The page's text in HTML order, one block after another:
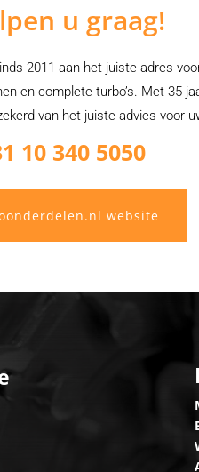
u graag!
2011 aan het juiste adres
en complete turbo’s. Met 35
van het juiste advies voor
10 340 5050
website